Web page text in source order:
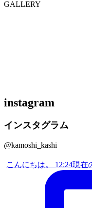
GALLERY
instagram
インスタグラム
@kamoshi_kashi
こんにちは。 12:24現在